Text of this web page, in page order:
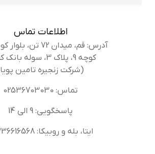
اطلاعات تماس
آدرس: قم، میدان 72 تن، بلوار کوه سفید،
کوچه 9، پلاک 3، سوله بانک کفش
(شرکت زنجیره تامین پویا)
تماس: 02536703030
پاسخگویی: 9 الی 14
ایتا، بله و روبیکا: 09336616568